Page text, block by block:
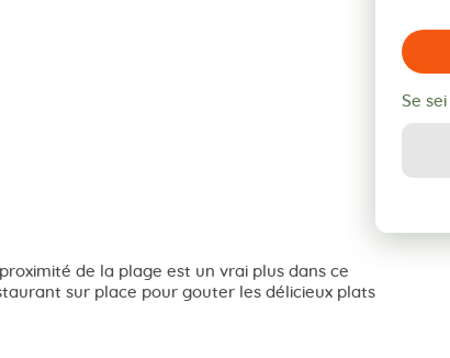
de la plage est un vrai plus dans ce
sur place pour gouter les délicieux plats
Se